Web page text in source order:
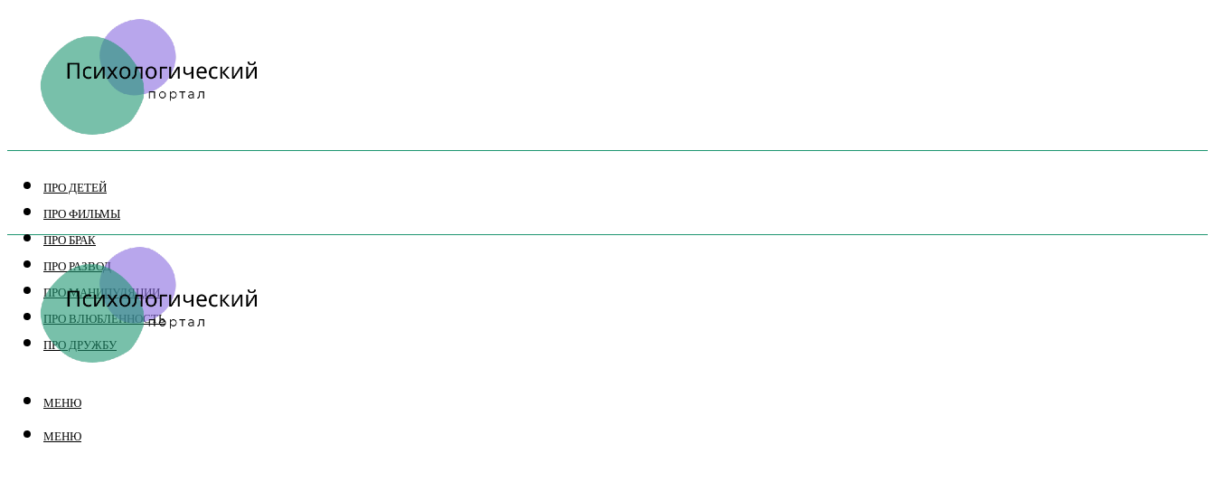
ПРО ДЕТЕЙ
ПРО ФИЛЬМЫ
ПРО БРАК
ПРО РАЗВОД
ПРО МАНИПУЛЯЦИИ
ПРО ВЛЮБЛЕННОСТЬ
ПРО ДРУЖБУ
МЕНЮ
МЕНЮ